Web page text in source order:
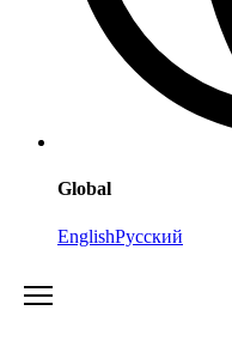
Global
EnglishРусский